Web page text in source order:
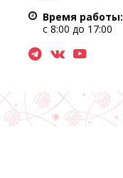
Время работы:
с 8:00 до 17:00